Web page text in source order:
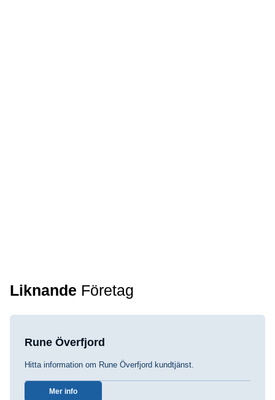
Liknande Företag
Rune Överfjord
Hitta information om Rune Överfjord kundtjänst.
Mer info